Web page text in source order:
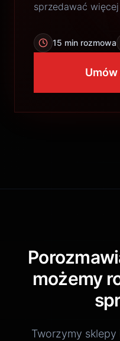
sprzedawać
15 min rozmowa
możemy
Tworzymy